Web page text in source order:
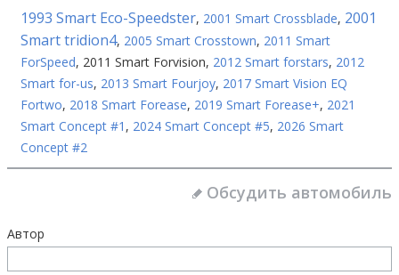
1993 Smart Eco-Speedster, 2001 Smart Crossblade, 2001
Smart tridion4, 2005 Smart Crosstown, 2011 Smart
ForSpeed, 2011 Smart Forvision, 2012 Smart forstars, 2012
Smart for-us, 2013 Smart Fourjoy, 2017 Smart Vision EQ
Fortwo, 2018 Smart Forease, 2019 Smart Forease+, 2021
Smart Concept #1 , 2024 Smart Concept #5, 2026 Smart
Concept #2
Обсудить автомобиль
Автор